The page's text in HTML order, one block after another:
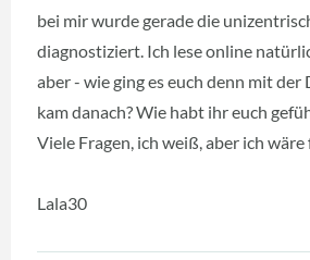
bei mir wurde gerade die
diagnostiziert. Ich lese online
aber - wie ging es euch denn mit der
kam danach? Wie habt ihr euch
Viele Fragen, ich weiß, aber ich
Lala30